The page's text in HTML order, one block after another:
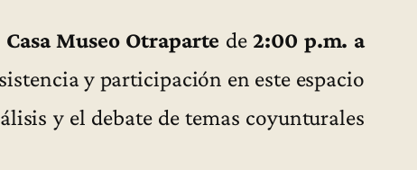
Casa Museo Otraparte de2:00 p.m. a
y participación en este espacio
y el debate de temas coyunturales